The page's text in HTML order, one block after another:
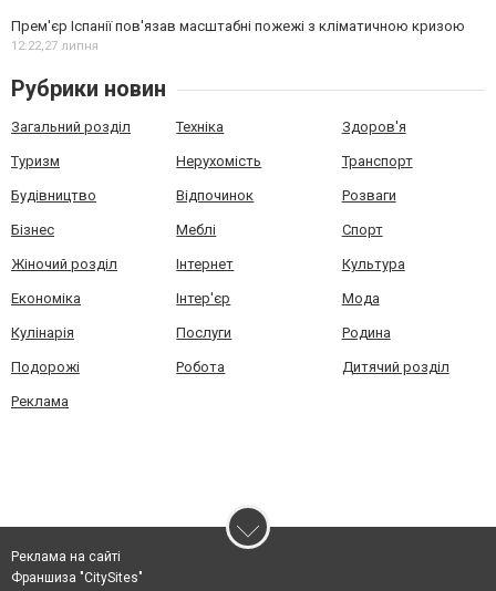
Прем'єр Іспанії пов'язав масштабні пожежі з кліматичною кризою
12:22,27 липня
Рубрики новин
Загальний розділ Техніка Здоров'я
Туризм Нерухомість Транспорт
Будівництво Відпочинок Розваги
Бізнес Меблі Спорт
Жіночий розділ Інтернет Культура
Економіка Інтер'єр Мода
Кулінарія Послуги Родина
Подорожі Робота Дитячий розділ
Реклама
Реклама на сайті
Франшиза "CitySites"